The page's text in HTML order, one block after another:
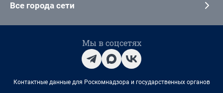
Все города сети
Мы в соцсетях
Контактные данные для Роскомнадзора и государственных органов